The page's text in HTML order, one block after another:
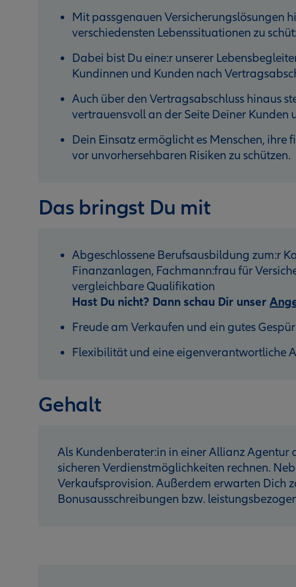
Mit passgenauen Versicherungslösungen
verschiedensten Lebenssituationen zu
Dabei bist Du eine:r unserer
Kundinnen und Kunden nach
Auch über den Vertragsabschluss hinaus
vertrauensvoll an der Seite Deiner Kunden
Dein Einsatz ermöglicht es Menschen,
vor unvorhersehbaren Risiken zu schützen.
Das bringst Du mit
Abgeschlossene Berufsausbildung zum:r
Finanzanlagen, Fachmann:frau für
vergleichbare Qualifikation
Hast Du nicht? Dann schau Dir unser
Freude am Verkaufen und ein gutes
Flexibilität und eine eigenverantwortliche
Gehalt
Als Kundenberater:in in einer Allianz Agentur
sicheren Verdienstmöglichkeiten rechnen.
Verkaufsprovision. Außerdem erwarten Dich
Bonusausschreibungen bzw.